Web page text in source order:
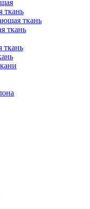
ткань
ткань
ткань
ткань